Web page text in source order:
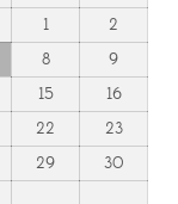
1
2
8
9
15
16
22
23
29
30